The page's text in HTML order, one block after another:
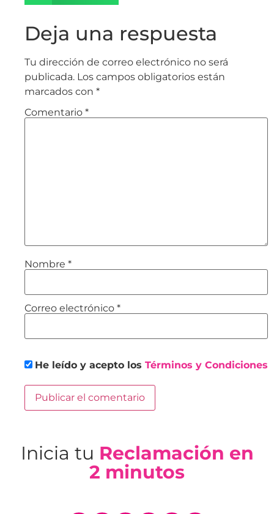
Deja una respuesta
Tu dirección de correo electrónico no será
publicada. Los campos obligatorios están
marcados con *
Comentario *
Nombre *
Correo electrónico *
He leído y acepto los Términos y Condiciones
Inicia tu Reclamación en
2 minutos